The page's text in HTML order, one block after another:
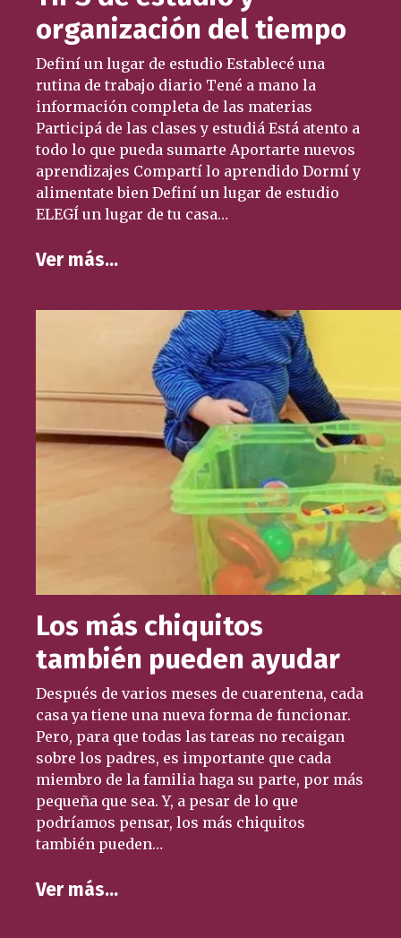
organización del tiempo
Definí un lugar de estudio Establecé una
rutina de trabajo diario Tené a mano la
información completa de las materias
Participá de las clases y estudiá Está atento a
todo lo que pueda sumarte Aportarte nuevos
aprendizajes Compartí lo aprendido Dormí y
alimentate bien Definí un lugar de estudio
ELEGÍ un lugar de tu casa…
Ver más…
Los más chiquitos
también pueden ayudar
Después de varios meses de cuarentena, cada
casa ya tiene una nueva forma de funcionar.
Pero, para que todas las tareas no recaigan
sobre los padres, es importante que cada
miembro de la familia haga su parte, por más
pequeña que sea. Y, a pesar de lo que
podríamos pensar, los más chiquitos
también pueden…
Ver más…